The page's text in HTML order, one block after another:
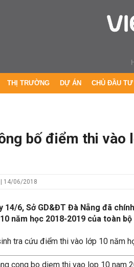
THỊ TRƯỜNG DỰ ÁN CHỦ ĐẦU TƯ
bố điểm thi vào
| 14/06/2018
14/6, Sở GD&ĐT Đà Nẵng đã
năm học 2018-2019 của toàn
tra cứu điểm thi vào lớp 10 năm